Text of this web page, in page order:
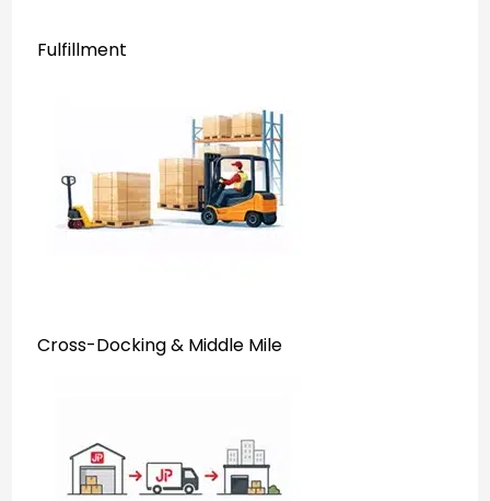
Fulfillment
Cross-Docking & Middle Mile